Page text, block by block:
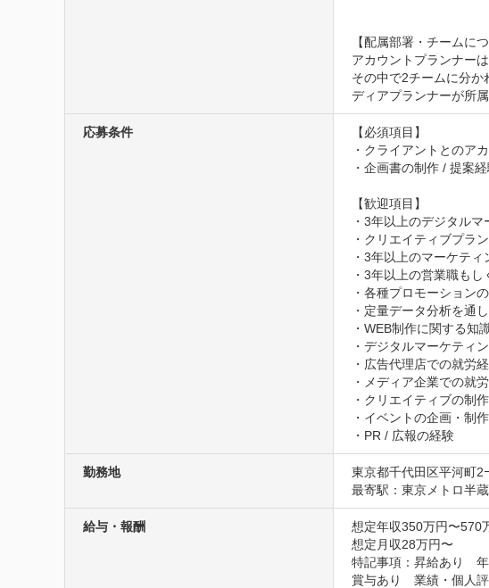
【配属部署・チームにつ
アカウントプランナー
その中で2チームに分
ディアプランナーが所属
応募条件
【必須項目】
・クライアントとのア
・企画書の制作 / 提案
【歓迎項目】
・3年以上のデジタル
・クリエイティブプラ
・3年以上のマーケテ
・3年以上の営業職も
・各種プロモーション
・定量データ分析を通
・WEB制作に関する知
・デジタルマーケティ
・広告代理店での就労
・メディア企業での就
・クリエイティブの制
・イベントの企画・制
・PR / 広報の経験
勤務地
東京都千代田区平河町2
最寄駅：東京メトロ半
給与・報酬
想定年収350万円〜570
想定月収28万円〜
特記事項：昇給あり　
賞与あり　業績・個人